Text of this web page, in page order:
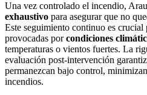
Una vez controlado el incendio,
exhaustivo para asegurar que no
Este seguimiento continuo es crucial
provocadas porcondiciones
temperaturas o vientos fuertes. La
evaluación post-intervención
permanezcan bajo control,
incendios.